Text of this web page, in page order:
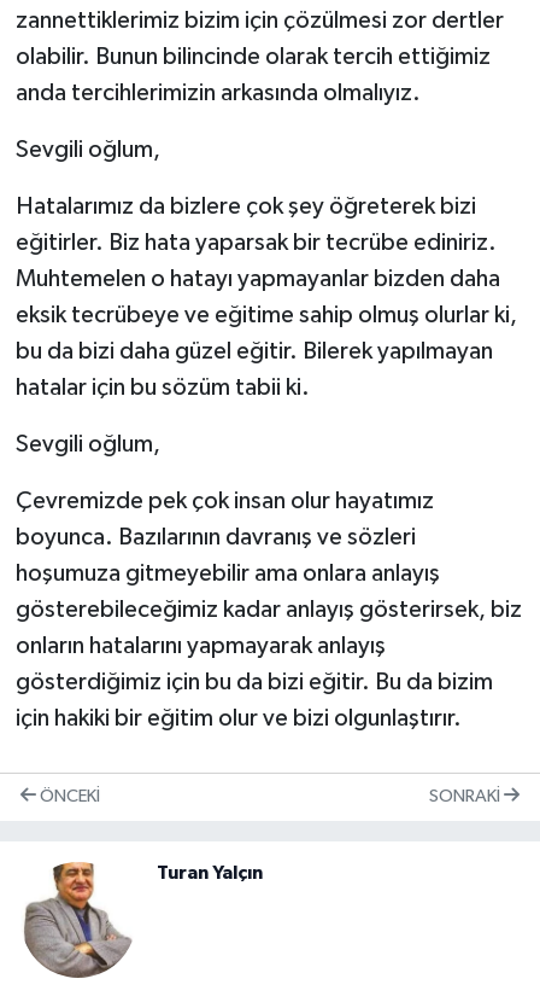
zannettiklerimiz bizim için çözülmesi zor dertler
olabilir. Bunun bilincinde olarak tercih ettiğimiz
anda tercihlerimizin arkasında olmalıyız.
Sevgili oğlum,
Hatalarımız da bizlere çok şey öğreterek bizi
eğitirler. Biz hata yaparsak bir tecrübe ediniriz.
Muhtemelen o hatayı yapmayanlar bizden daha
eksik tecrübeye ve eğitime sahip olmuş olurlar ki,
bu da bizi daha güzel eğitir. Bilerek yapılmayan
hatalar için bu sözüm tabii ki.
Sevgili oğlum,
Çevremizde pek çok insan olur hayatımız
boyunca. Bazılarının davranış ve sözleri
hoşumuza gitmeyebilir ama onlara anlayış
gösterebileceğimiz kadar anlayış gösterirsek, biz
onların hatalarını yapmayarak anlayış
gösterdiğimiz için bu da bizi eğitir. Bu da bizim
için hakiki bir eğitim olur ve bizi olgunlaştırır.
ÖNCEKI SONRAKI
Turan Yalçın